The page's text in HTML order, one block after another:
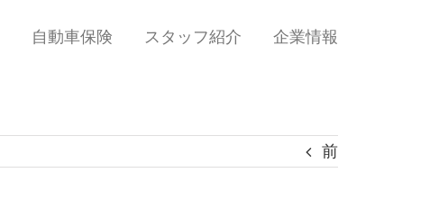
自動車保険 スタッフ紹介 企業情報
前